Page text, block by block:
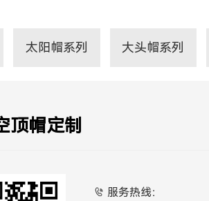
太阳帽系列 大头帽系列
顶帽定制
 服务热线：